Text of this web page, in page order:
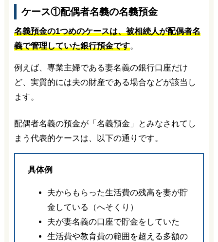
ケース①配偶者名義の名義預金
名義預金の1つめのケースは、被相続人が配偶者名
義で管理していた銀行預金です。
例えば、専業主婦である妻名義の銀行口座だけ
ど、実質的には夫の財産である場合などが該当し
ます。
配偶者名義の預金が「名義預金」とみなされてし
まう代表的ケースは、以下の通りです。
具体例
夫からもらった生活費の残高を妻が貯
金している（へそくり）
夫が妻名義の口座で貯金をしていた
生活費や教育費の範囲を超える多額の